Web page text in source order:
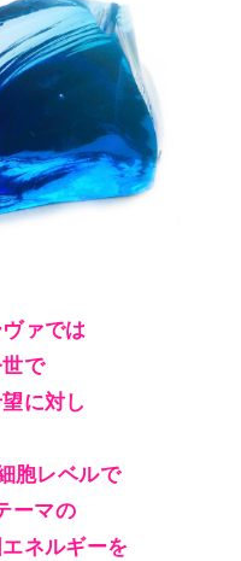
ァでは
で
に対し
胞レベルで
ーマの
ネルギーを